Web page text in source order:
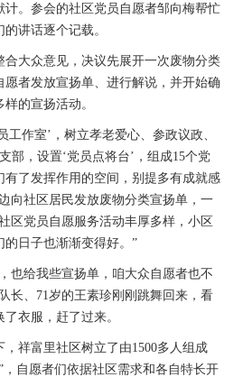
计。参会的社区党员自愿者邹向梅帮忙
讲话逐个记载。
大众意见，决议先展开一次废物分类
愿者发放宣扬单、进行解说，并开始确
的宣扬活动。
作室’，树立孝老爱心、参政议政、
部，设置‘党员点将台’，组成15个党
有了发挥作用的空间，别提多有成就感
向社区居民发放废物分类宣扬单，一
区党员自愿服务活动丰厚多样，小区
日子也渐渐变得好。”
给我些宣扬单，咱大众自愿者也不
长、71岁的王素珍刚刚跳舞回来，看
衣服，赶了过来。
祥富里社区树立了由1500多人组成
，自愿者们依据社区需求和各自特长开